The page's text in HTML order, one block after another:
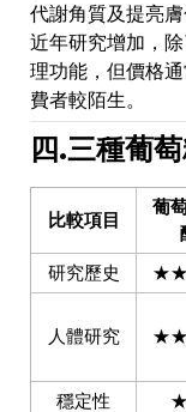
代謝角質及提亮
近年研究增加，
理功能，但價格
費者較陌生。
四.三種葡
比較項目
葡
研究歷史
人體研究
穩定性